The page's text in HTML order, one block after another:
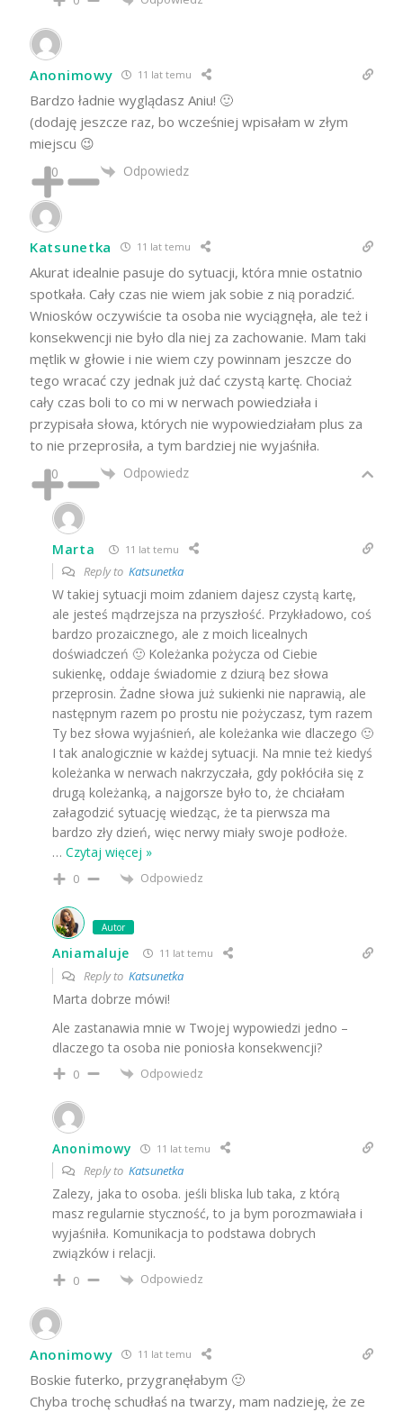
Anonimowy 11 lat temu
Bardzo ładnie wyglądasz Aniu! 🙂
(dodaję jeszcze raz, bo wcześniej wpisałam w złym
miejscu 😉
0 Odpowiedz
Katsunetka 11 lat temu
Akurat idealnie pasuje do sytuacji, która mnie ostatnio
spotkała. Cały czas nie wiem jak sobie z nią poradzić.
Wniosków oczywiście ta osoba nie wyciągnęła, ale też i
konsekwencji nie było dla niej za zachowanie. Mam taki
mętlik w głowie i nie wiem czy powinnam jeszcze do
tego wracać czy jednak już dać czystą kartę. Chociaż
cały czas boli to co mi w nerwach powiedziała i
przypisała słowa, których nie wypowiedziałam plus za
to nie przeprosiła, a tym bardziej nie wyjaśniła.
0 Odpowiedz
Marta 11 lat temu
Reply to Katsunetka
W takiej sytuacji moim zdaniem dajesz czystą kartę,
ale jesteś mądrzejsza na przyszłość. Przykładowo, coś
bardzo prozaicznego, ale z moich licealnych
doświadczeń 🙂 Koleżanka pożycza od Ciebie
sukienkę, oddaje świadomie z dziurą bez słowa
przeprosin. Żadne słowa już sukienki nie naprawią, ale
następnym razem po prostu nie pożyczasz, tym razem
Ty bez słowa wyjaśnień, ale koleżanka wie dlaczego 🙂
I tak analogicznie w każdej sytuacji. Na mnie też kiedyś
koleżanka w nerwach nakrzyczała, gdy pokłóciła się z
drugą koleżanką, a najgorsze było to, że chciałam
załagodzić sytuację wiedząc, że ta pierwsza ma
bardzo zły dzień, więc nerwy miały swoje podłoże.
… Czytaj więcej »
0 Odpowiedz
Autor
Aniamaluje 11 lat temu
Reply to Katsunetka
Marta dobrze mówi!
Ale zastanawia mnie w Twojej wypowiedzi jedno –
dlaczego ta osoba nie poniosła konsekwencji?
0 Odpowiedz
Anonimowy 11 lat temu
Reply to Katsunetka
Zalezy, jaka to osoba. jeśli bliska lub taka, z którą
masz regularnie styczność, to ja bym porozmawiała i
wyjaśniła. Komunikacja to podstawa dobrych
związków i relacji.
0 Odpowiedz
Anonimowy 11 lat temu
Boskie futerko, przygranęłabym 🙂
Chyba trochę schudłaś na twarzy, mam nadzieję, że ze